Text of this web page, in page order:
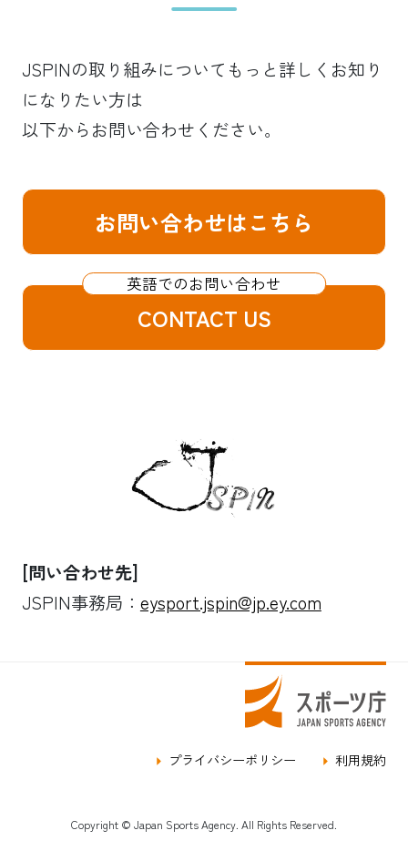
JSPINの取り組みについてもっと詳しくお知り
になりたい方は
以下からお問い合わせください。
お問い合わせはこちら
CONTACT US
[問い合わせ先]
JSPIN事務局： eysport.jspin@jp.ey.com
プライバシーポリシー 利用規約
Copyright © Japan Sports Agency. All Rights Reserved.